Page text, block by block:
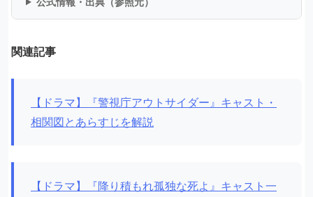
関連記事
【ドラマ】『警視庁アウトサイダー』キャスト・
相関図とあらすじを解説
【ドラマ】『降り積もれ孤独な死よ』キャスト一